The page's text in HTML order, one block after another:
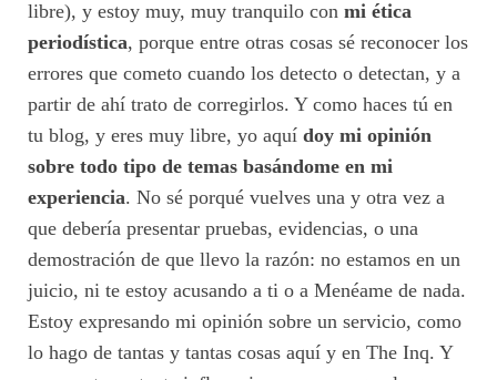
libre), y estoy muy, muy tranquilo con mi ética
periodística, porque entre otras cosas sé reconocer los
errores que cometo cuando los detecto o detectan, y a
partir de ahí trato de corregirlos. Y como haces tú en
tu blog, y eres muy libre, yo aquí doy mi opinión
sobre todo tipo de temas basándome en mi
experiencia. No sé porqué vuelves una y otra vez a
que debería presentar pruebas, evidencias, o una
demostración de que llevo la razón: no estamos en un
juicio, ni te estoy acusando a ti o a Menéame de nada.
Estoy expresando mi opinión sobre un servicio, como
lo hago de tantas y tantas cosas aquí y en The Inq. Y